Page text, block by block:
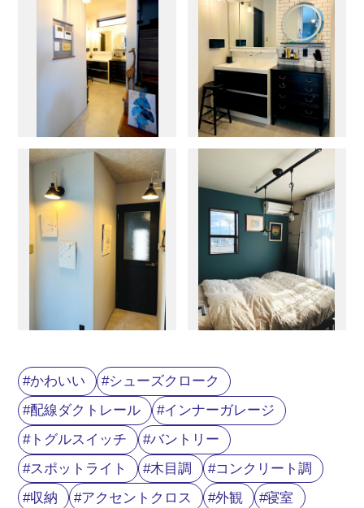
かわいい
シューズクローク
配線ダクトレール
インナーガレージ
トグルスイッチ
バントリー
スポットライト
木目調
コンクリート調
収納
アクセントクロス 外観
寝室